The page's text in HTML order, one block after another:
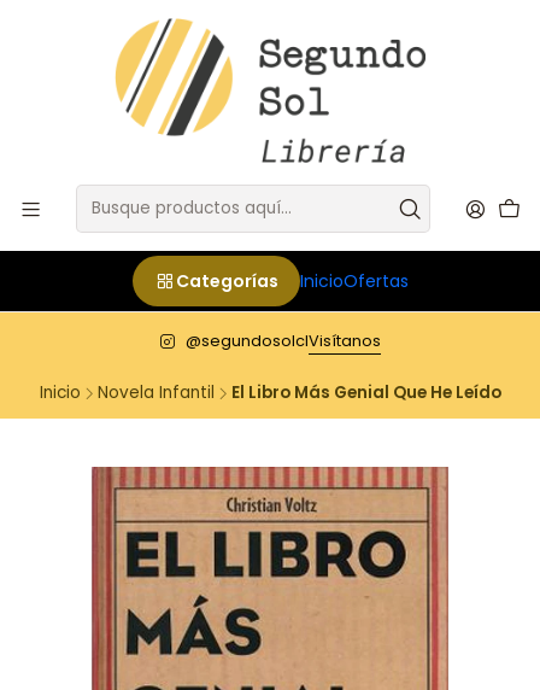
Categorías InicioOfertas
@segundosolclVisítanos
Inicio Novela Infantil El Libro Más Genial Que He Leído